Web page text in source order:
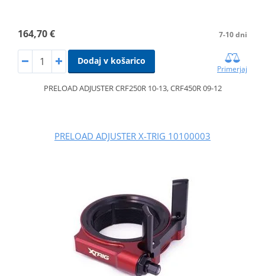
164,70 € 7-10 dni
Dodaj v košarico
Primerjaj
PRELOAD ADJUSTER CRF250R 10-13, CRF450R 09-12
PRELOAD ADJUSTER X-TRIG 10100003